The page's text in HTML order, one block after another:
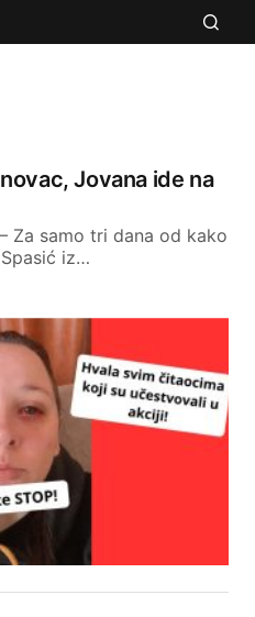
Jovana ide na
Za samo tri dana od kako
iz…